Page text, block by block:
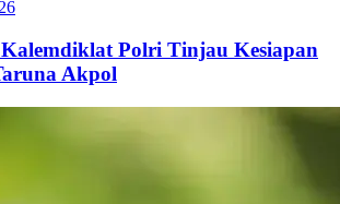
Polri Tinjau Kesiapan
Akpol